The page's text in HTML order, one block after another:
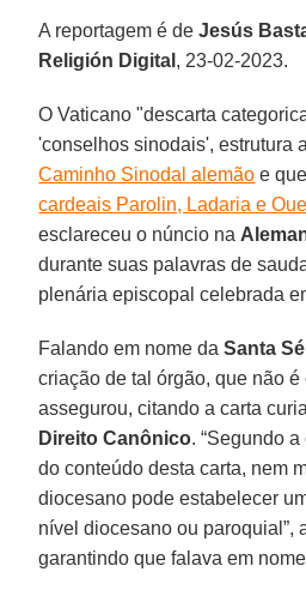
A reportagem é deJesús
Religión Digital , 23-02-2023.
O Vaticano "descarta
'conselhos sinodais', estrutura
Caminho Sinodal alemão e
cardeais Parolin, Ladaria e
esclareceu o núncio na
durante suas palavras de
plenária episcopal celebrada
Falando em nome daSanta Sé
criação de tal órgão, que não é
assegurou, citando a carta
Direito Canônico. “Segundo
do conteúdo desta carta, nem
diocesano pode estabelecer
nível diocesano ou paroquial”,
garantindo que falava em